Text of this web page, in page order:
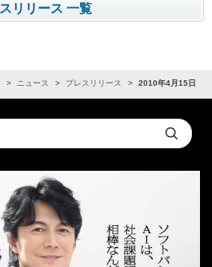
リリース 一覧
ニュース プレスリリース 2010年4月15日
Submit